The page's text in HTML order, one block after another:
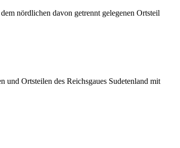
nördlichen davon getrennt gelegenen Ortsteil
und Ortsteilen des Reichsgaues Sudetenland mit